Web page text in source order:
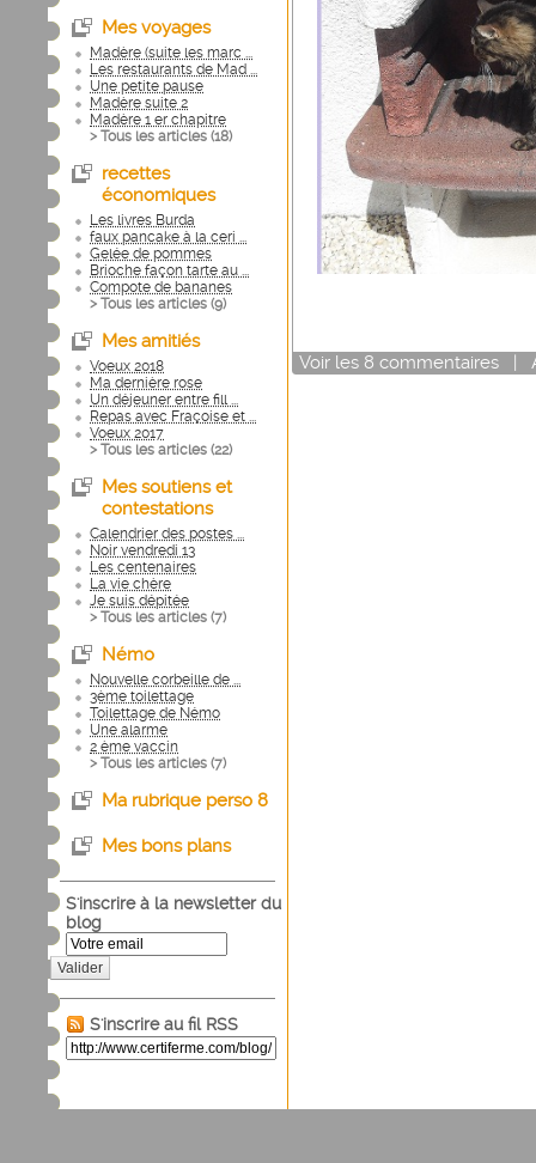
Mes voyages
Madère (suite les marc ...
Les restaurants de Mad ...
Une petite pause
Madère suite 2
Madère 1 er chapitre
> Tous les articles (18)
recettes
économiques
Les livres Burda
faux pancake à la ceri ...
Gelée de pommes
Brioche façon tarte au ...
Compote de bananes
> Tous les articles (9)
Mes amitiés
Voeux 2018
Ma dernière rose
Un déjeuner entre fill ...
Repas avec Fraçoise et ...
Voeux 2017
> Tous les articles (22)
Mes soutiens et
contestations
Calendrier des postes ...
Noir vendredi 13
Les centenaires
La vie chère
Je suis dépitée
> Tous les articles (7)
Némo
Nouvelle corbeille de ...
3ème toilettage
Toilettage de Némo
Une alarme
2 ème vaccin
> Tous les articles (7)
Ma rubrique perso 8
Mes bons plans
S'inscrire à la newsletter du
blog
Valider
S'inscrire au fil RSS
Voir les 8 commentaires |